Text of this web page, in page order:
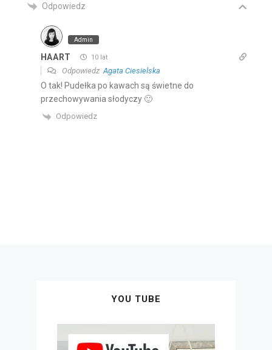
Odpowiedz
Admin
HAART 10 lat
OdpowiedzAgata Ciesielska
O tak! Pudełka po kawach są świetne do
przechowywania słodyczy 🙂
Odpowiedz
YOU TUBE